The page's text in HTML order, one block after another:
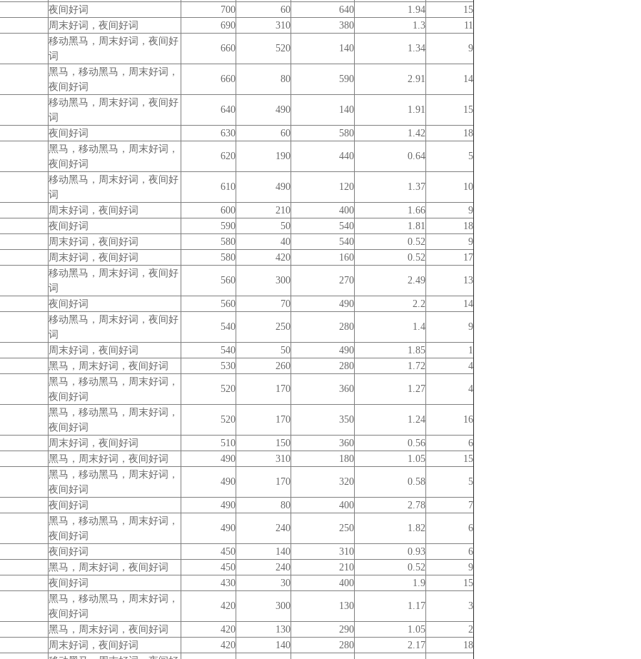
夜间好词 700 60 640 1.94
15
周末好词，夜间好词 690 310 380 1.3 11
移动黑马，周末好词，夜间好
词
660 520 140 1.34 9
黑马，移动黑马，周末好词，
夜间好词
660 80 590 2.91 14
移动黑马，周末好词，夜间好
词
640 490 140 1.91 15
夜间好词 630 60 580 1.42 18
黑马，移动黑马，周末好词，
夜间好词
620 190 440 0.64 5
移动黑马，周末好词，夜间好
词
610 490 120 1.37 10
周末好词，夜间好词 600 210 400 1.66
9
夜间好词 590 50 540 1.81
18
周末好词，夜间好词 580 40 540 0.52
9
周末好词，夜间好词 580 420 160 0.52 17
移动黑马，周末好词，夜间好
词
560 300 270 2.49 13
夜间好词 560 70 490 2.2 14
移动黑马，周末好词，夜间好
词
540 250 280 1.4 9
周末好词，夜间好词 540 50 490 1.85
1
黑马，周末好词，夜间好词 530 260 280 1.72 4
黑马，移动黑马，周末好词，
夜间好词
520 170 360 1.27 4
黑马，移动黑马，周末好词，
夜间好词
520 170 350 1.24 16
周末好词，夜间好词 510 150 360 0.56
6
黑马，周末好词，夜间好词 490 310 180 1.05 15
黑马，移动黑马，周末好词，
夜间好词
490 170 320 0.58 5
夜间好词 490 80 400 2.78 7
黑马，移动黑马，周末好词，
夜间好词
490 240 250 1.82 6
夜间好词 450 140 310 0.93
6
黑马，周末好词，夜间好词 450 240 210 0.52
9
夜间好词 430 30 400 1.9 15
黑马，移动黑马，周末好词，
夜间好词
420 300 130 1.17 3
黑马，周末好词，夜间好词 420 130 290 1.05
2
周末好词，夜间好词 420 140 280 2.17 18